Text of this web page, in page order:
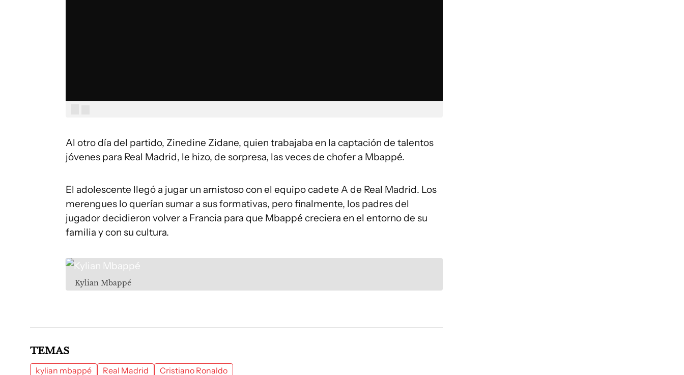
Al otro día del partido, Zinedine Zidane, quien trabajaba en la captación de talentos
jóvenes para Real Madrid, le hizo, de sorpresa, las veces de chofer a Mbappé.
El adolescente llegó a jugar un amistoso con el equipo cadete A de Real Madrid. Los
merengues lo querían sumar a sus formativas, pero finalmente, los padres del
jugador decidieron volver a Francia para que Mbappé creciera en el entorno de su
familia y con su cultura.
Kylian Mbappé
TEMAS
kylian mbappé Real Madrid Cristiano Ronaldo